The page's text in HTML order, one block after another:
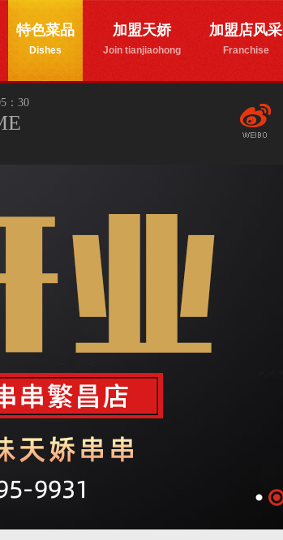
特色菜品
Dishes
加盟天娇
Join tianjiaohong
加盟店风采
Franchise
：30